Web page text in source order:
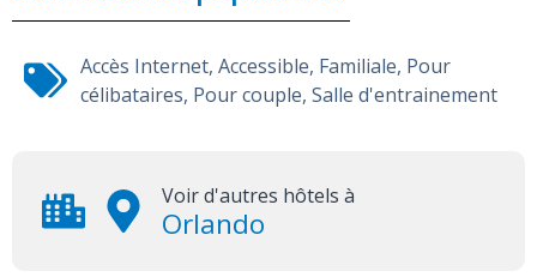
Accès Internet, Accessible, Familiale, Pour
célibataires, Pour couple, Salle d'entrainement
Voir d'autres hôtels à
Orlando